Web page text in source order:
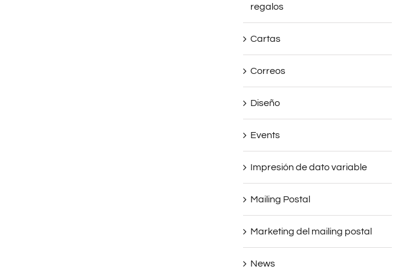
regalos
Cartas
Correos
Diseño
Events
Impresión de dato variable
Mailing Postal
Marketing del mailing postal
News